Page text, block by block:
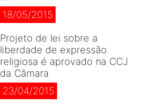
18/05/2015
Projeto de lei sobre a
liberdade de expressão
religiosa é aprovado na CCJ
da Câmara
23/04/2015